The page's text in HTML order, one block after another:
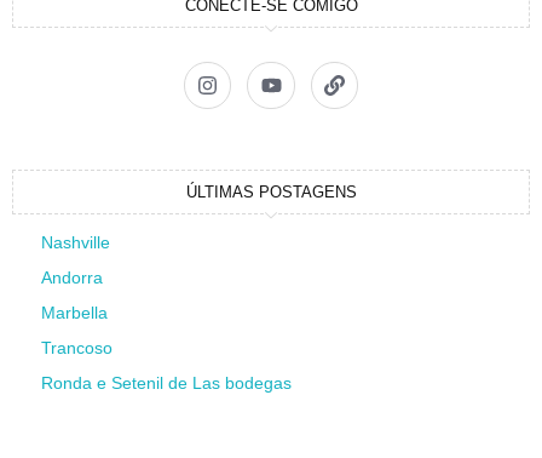
CONECTE-SE COMIGO
ÚLTIMAS POSTAGENS
Nashville
Andorra
Marbella
Trancoso
Ronda e Setenil de Las bodegas